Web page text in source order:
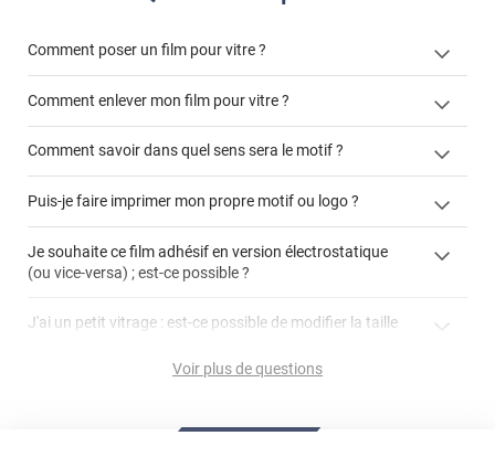
Comment poser un film pour vitre ?
cet article
cet
article
Comment enlever mon film pour vitre ?
enlever et stocker
Comment savoir dans quel sens sera le motif ?
Puis-je faire imprimer mon propre motif ou logo ?
personnaliser
Je souhaite ce film adhésif en version électrostatique
(ou vice-versa) ; est-ce possible ?
J'ai un petit vitrage : est-ce possible de modifier la taille
impression personnalisée
Voir plus de questions